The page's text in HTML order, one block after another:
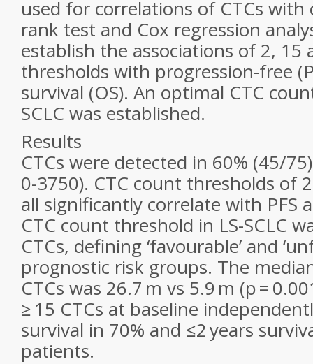
used for correlations of CTCs with
rank test and Cox regression
establish the associations of 2, 15
thresholds with progression-free
survival (OS). An optimal CTC
SCLC was established.
Results
CTCs were detected in 60% (45/
0-3750). CTC count thresholds of
all significantly correlate with PFS
CTC count threshold in LS-SCLC
CTCs, defining ‘favourable’ and
prognostic risk groups. The
CTCs was 26.7 m vs 5.9 m (p =
≥ 15 CTCs at baseline
survival in 70% and ≤2 years
patients.